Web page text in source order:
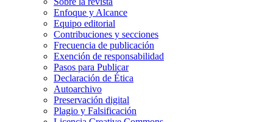
Enfoque y Alcance
Equipo editorial
Contribuciones y secciones
Frecuencia de publicación
Exención de responsabilidad
Pasos para Publicar
Declaración de Ética
Autoarchivo
Preservación digital
Plagio y Falsificación